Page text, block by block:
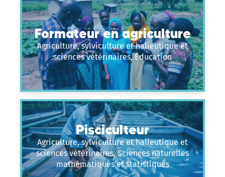
Formateur en agriculture
Agriculture, sylviculture et halieutique et
sciences vétérinaires, Éducation
Pisciculteur
Agriculture, sylviculture et halieutique et
sciences vétérinaires, Sciences naturelles
mathématiques et statistiques